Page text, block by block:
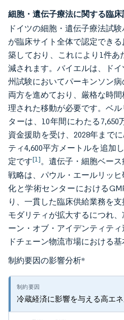
細胞・遺伝子療法に関する臨
ドイツの細胞・遺伝子療法試
が臨床サイト全体で認定でき
築しており、これにより1件
減されます。バイエルは、ド
州試験においてパーキンソン
両方を進めており、厳格な時
理された移動が必要です。ベ
ターは、10年間にわたる7,650
資金援助を受け、2028年まで
ティ4,600平方メートルを追加
定です[1]。遺伝子・細胞ベー
戦略は、パウル・エールリッ
化と学術センターにおける
り、一貫した臨床供給業務を
モダリティが拡大するにつれ
ーン・オブ・アイデンティテ
ドチェーン物流市場における
制約要因の影響分析*
冷蔵経済に影響を与える高エ